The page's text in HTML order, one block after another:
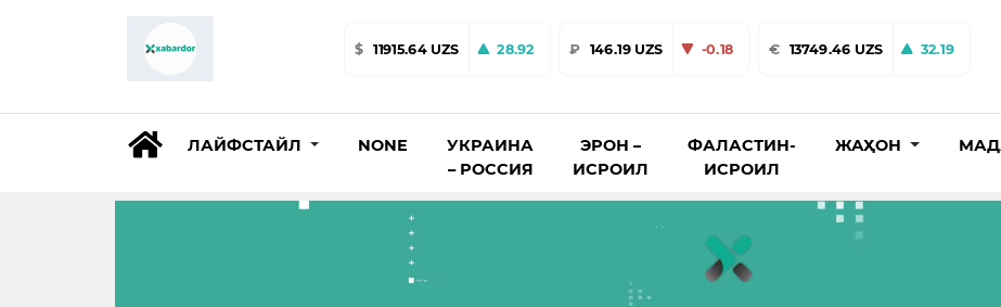
$ 11915.64 UZS 28.92 ₽ 146.19 UZS -0.18 € 13749.46 UZS 32.19
ЛАЙФСТАЙЛ NONE
УКРАИНА
– РОССИЯ
ЭРОН –
ИСРОИЛ
ФАЛАСТИН-
ИСРОИЛ
ЖАҲОН